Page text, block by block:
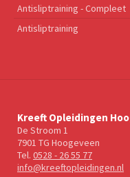
Antisliptraining - Compleet
Antisliptraining
Kreeft Opleidingen
De Stroom 1
7901 TG Hoogeveen
Tel. 0528 - 26 55 77
info@kreeftopleidingen.nl